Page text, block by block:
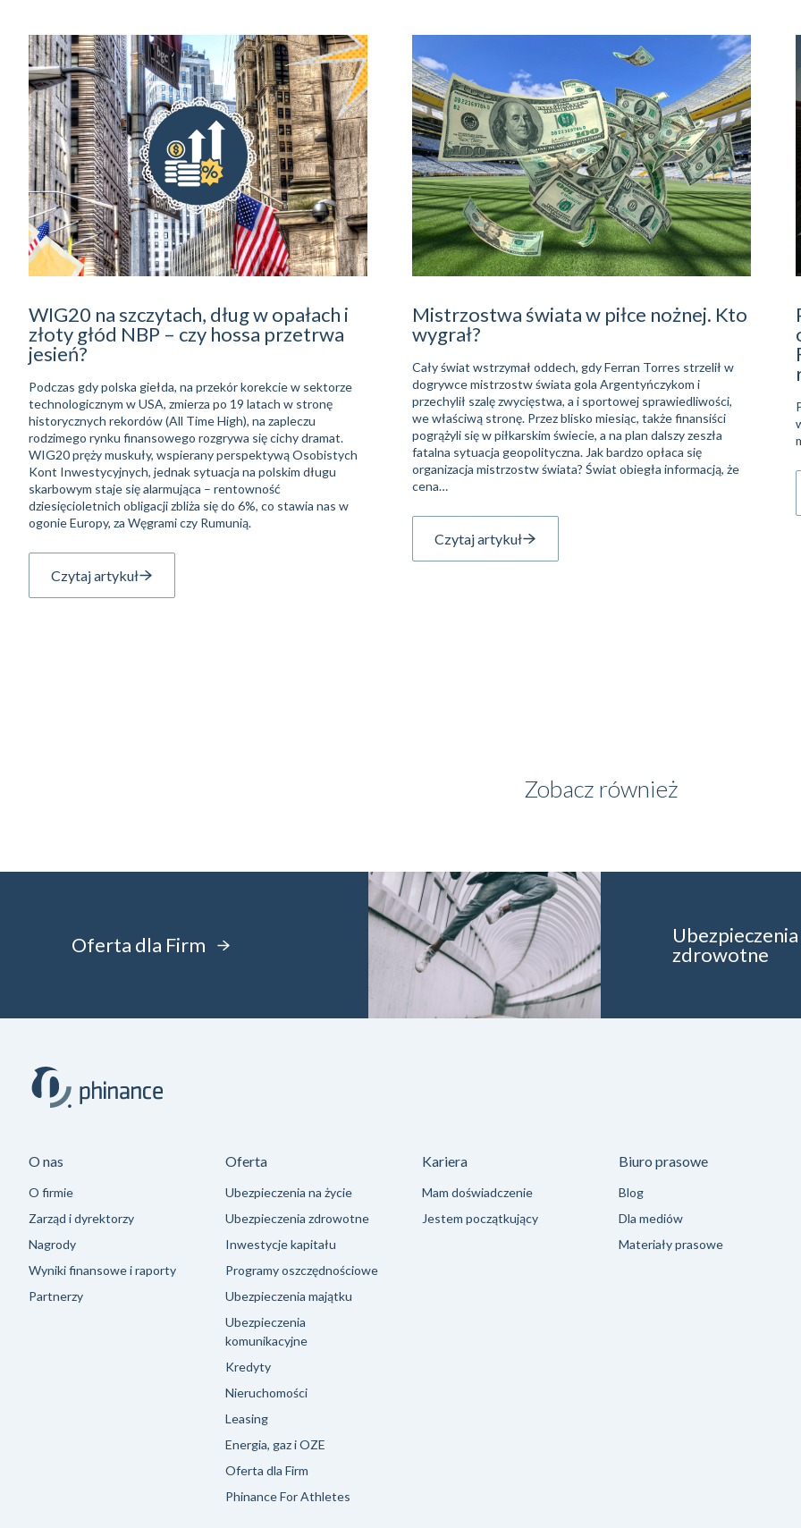
WIG20 na szczytach, dług w opałach i
złoty głód NBP – czy hossa przetrwa
jesień?
Podczas gdy polska giełda, na przekór korekcie w sektorze
technologicznym w USA, zmierza po 19 latach w stronę
historycznych rekordów (All Time High), na zapleczu
rodzimego rynku finansowego rozgrywa się cichy dramat.
WIG20 pręży muskuły, wspierany perspektywą Osobistych
Kont Inwestycyjnych, jednak sytuacja na polskim długu
skarbowym staje się alarmująca – rentowność
dziesięcioletnich obligacji zbliża się do 6%, co stawia nas w
ogonie Europy, za Węgrami czy Rumunią.
Czytaj artykuł
Mistrzostwa świata w piłce nożnej. Kto
wygrał?
Cały świat wstrzymał oddech, gdy Ferran Torres strzelił w
dogrywce mistrzostw świata gola Argentyńczykom i
przechylił szalę zwycięstwa, a i sportowej sprawiedliwości,
we właściwą stronę. Przez blisko miesiąc, także finansiści
pogrążyli się w piłkarskim świecie, a na plan dalszy zeszła
fatalna sytuacja geopolityczna. Jak bardzo opłaca się
organizacja mistrzostw świata? Świat obiegła informacją, że
cena…
Czytaj artykuł
Zobacz również
Oferta dla Firm
Ubezpieczenia
zdrowotne
O nas
O firmie
Zarząd i dyrektorzy
Nagrody
Wyniki finansowe i raporty
Partnerzy
Oferta
Ubezpieczenia na życie
Ubezpieczenia zdrowotne
Inwestycje kapitału
Programy oszczędnościowe
Ubezpieczenia majątku
Ubezpieczenia
komunikacyjne
Kredyty
Nieruchomości
Leasing
Energia, gaz i OZE
Oferta dla Firm
Phinance For Athletes
Kariera
Mam doświadczenie
Jestem początkujący
Biuro prasowe
Blog
Dla mediów
Materiały prasowe